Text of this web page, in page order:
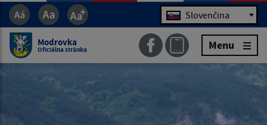
Jazyk Slovenčina
Modrovka
Oficiálna stránka Menu